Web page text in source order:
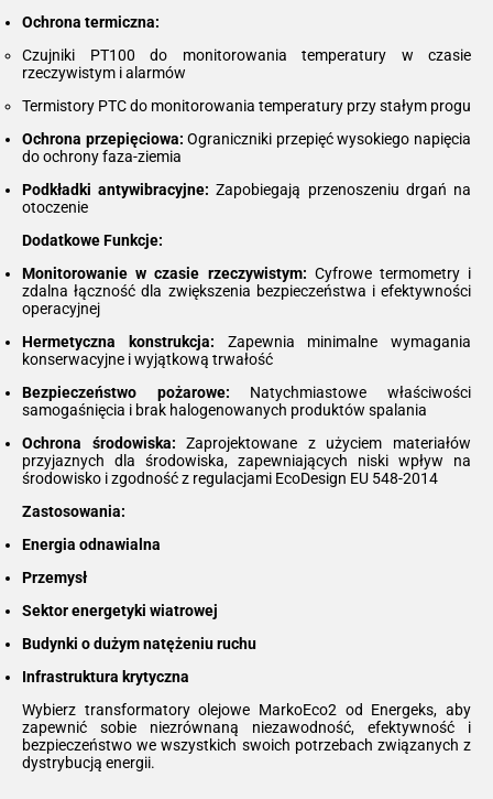
Ochrona termiczna:
Czujniki PT100 do monitorowania temperatury w czasie
rzeczywistym i alarmów
Termistory PTC do monitorowania temperatury przy stałym progu
Ochrona przepięciowa: Ograniczniki przepięć wysokiego napięcia
do ochrony faza-ziemia
Podkładki antywibracyjne: Zapobiegają przenoszeniu drgań na
otoczenie
Dodatkowe Funkcje:
Monitorowanie w czasie rzeczywistym: Cyfrowe termometry i
zdalna łączność dla zwiększenia bezpieczeństwa i efektywności
operacyjnej
Hermetyczna konstrukcja: Zapewnia minimalne wymagania
konserwacyjne i wyjątkową trwałość
Bezpieczeństwo pożarowe: Natychmiastowe właściwości
samogaśnięcia i brak halogenowanych produktów spalania
Ochrona środowiska: Zaprojektowane z użyciem materiałów
przyjaznych dla środowiska, zapewniających niski wpływ na
środowisko i zgodność z regulacjami EcoDesign EU 548-2014
Zastosowania:
Energia odnawialna
Przemysł
Sektor energetyki wiatrowej
Budynki o dużym natężeniu ruchu
Infrastruktura krytyczna
Wybierz transformatory olejowe MarkoEco2 od Energeks, aby
zapewnić sobie niezrównaną niezawodność, efektywność i
bezpieczeństwo we wszystkich swoich potrzebach związanych z
dystrybucją energii.